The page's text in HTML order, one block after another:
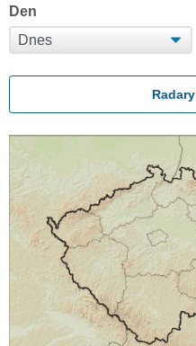
Den